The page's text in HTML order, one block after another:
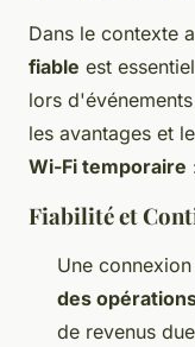
Dans le contexte
fiable est
lors
les avantages et
Wi-Fi temporaire
Fiabilité et
Une
des
de revenus